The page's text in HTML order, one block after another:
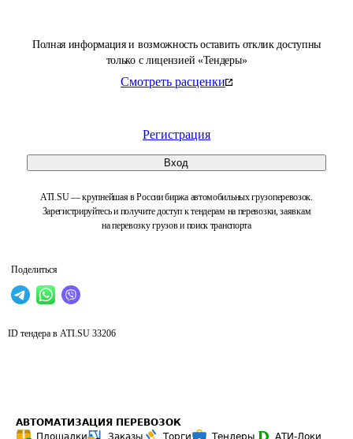
Полная информация и возможность оставить отклик доступны
только с лицензией «Тендеры»
Смотреть расценки
Регистрация
Вход
ATI.SU — крупнейшая в России биржа автомобильных грузоперевозок.
Зарегистрируйтесь и получите доступ к тендерам на перевозки, заявкам
на перевозку грузов и поиск транспорта
Поделиться
ID тендера в ATI.SU 33206
АВТОМАТИЗАЦИЯ ПЕРЕВОЗОК
Площадки
Заказы Торги Тендеры
АТИ-Доки